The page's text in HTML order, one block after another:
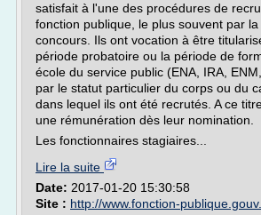
satisfait à l'une des procédures de
fonction publique, le plus souvent par
concours. Ils ont vocation à être
période probatoire ou la période de
école du service public (ENA, IRA,
par le statut particulier du corps ou du
dans lequel ils ont été recrutés. A ce
une rémunération dès leur nomination.
Les fonctionnaires stagiaires...
Lire la suite
Date: 2017-01-20 15:30:58
Site : http://www.fonction-